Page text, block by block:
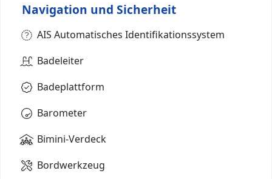
Navigation und Sicherheit
AIS Automatisches Identifikationssystem
Badeleiter
Badeplattform
Barometer
Bimini-Verdeck
Bordwerkzeug